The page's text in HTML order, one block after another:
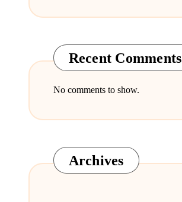
Recent Comments
No comments to show.
Archives